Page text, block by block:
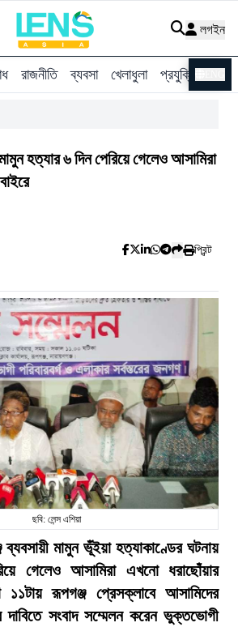
লগইন
রাজনীতি ব্যবসা খেলাধুলা প্রযুক্তি
হত্যার ৬ দিন পেরিয়ে গেলেও আসামিরা
প্রিন্ট
ছবি: লেন্স এশিয়া
ব্যবসায়ী মামুন ভূঁইয়া হত্যাকাণ্ডের ঘটনায়
গেলেও আসামিরা এখনো ধরাছোঁয়ার
রূপগঞ্জ প্রেসক্লাবে আসামিদের
সংবাদ সম্মেলন করেন ভুক্তভোগী